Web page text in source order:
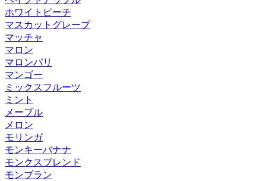
ホワイトピーチ
マスカットグレープ
マッチャ
マロン
マロンパリ
マンゴー
ミックスフルーツ
ミント
メープル
メロン
モリンガ
モンキーバナナ
モンクスブレンド
モンブラン